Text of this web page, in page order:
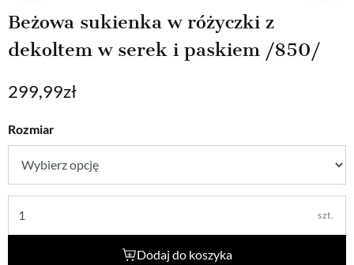
Beżowa sukienka w różyczki z
dekoltem w serek i paskiem /850/
299,99zł
Rozmiar
szt.
Dodaj do koszyka